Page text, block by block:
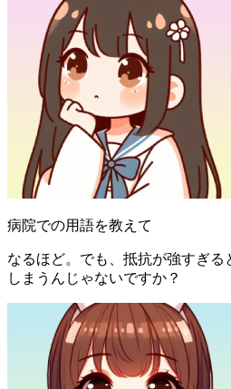
病院での用語を教えて
なるほど。でも、抵抗が強すぎる
しまうんじゃないですか？